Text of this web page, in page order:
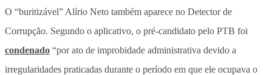
O “buritizável” Alírio Neto também aparece no Detector de
Corrupção. Segundo o aplicativo, o pré-candidato pelo PTB foi
condenado “por ato de improbidade administrativa devido a
irregularidades praticadas durante o período em que ele ocupava o